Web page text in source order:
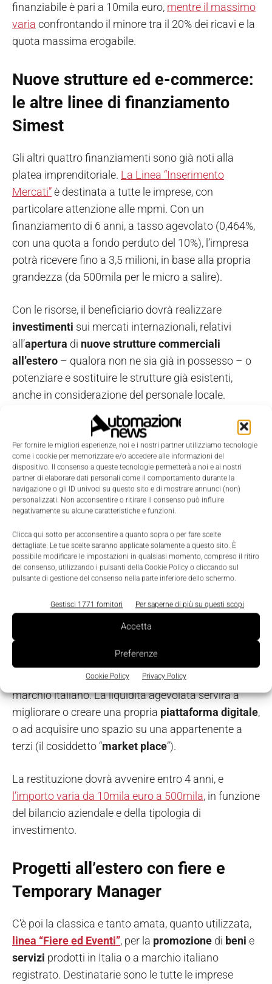
Per fornire le migliori esperienze, noi e i nostri partner utilizziamo tecnologie
come i cookie per memorizzare e/o accedere alle informazioni del
dispositivo. Il consenso a queste tecnologie permetterà a noi e ai nostri
partner di elaborare dati personali come il comportamento durante la
navigazione o gli ID univoci su questo sito e di mostrare annunci (non)
personalizzati. Non acconsentire o ritirare il consenso può influire
negativamente su alcune caratteristiche e funzioni.
Clicca qui sotto per acconsentire a quanto sopra o per fare scelte
dettagliate. Le tue scelte saranno applicate solamente a questo sito. È
possibile modificare le impostazioni in qualsiasi momento, compreso il ritiro
del consenso, utilizzando i pulsanti della Cookie Policy o cliccando sul
pulsante di gestione del consenso nella parte inferiore dello schermo.
Gestisci 1771 fornitori Per saperne di più su questi scopi
Accetta
Preferenze
Cookie Policy Privacy Policy
finanziabile è pari a 10mila euro, mentre il massimo
varia confrontando il minore tra il 20% dei ricavi e la
quota massima erogabile.
Nuove strutture ed e-commerce:
le altre linee di finanziamento
Simest
Gli altri quattro finanziamenti sono già noti alla
platea imprenditoriale. La Linea “Inserimento
Mercati”è destinata a tutte le imprese, con
particolare attenzione alle mpmi. Con un
finanziamento di 6 anni, a tasso agevolato (0,464%,
con una quota a fondo perduto del 10%), l’impresa
potrà ricevere fino a 3,5 milioni, in base alla propria
grandezza (da 500mila per le micro a salire).
Con le risorse, il beneficiario dovrà realizzare
investimenti sui mercati internazionali, relativi
all’apertura di nuovestrutturecommerciali
all’estero – qualora non ne sia già in possesso – o
potenziare e sostituire le strutture già esistenti,
anche in considerazione del personale locale.
C’è poi la linea dedicata all’E-commerce
aziende intenzionate a sviluppare il proprio
commercio
elettronico in Paesi esteri
riguardo a beni e servizi prodotti in Italia o con
marchio italiano. La liquidità agevolata servirà a
migliorare o creare una propria piattaforma digitale,
o ad acquisire uno spazio su una appartenente a
terzi (il cosiddetto “market place”).
La restituzione dovrà avvenire entro 4 anni, e
l’importo varia da 10mila euro a 500mila, in funzione
del bilancio aziendale e della tipologia di
investimento.
Progetti all’estero con fiere e
Temporary Manager
C’è poi la classica e tanto amata, quanto utilizzata,
linea “Fiere ed Eventi”, per la promozione di beni e
servizi prodotti in Italia o a marchio italiano
registrato. Destinatarie sono le tutte le imprese